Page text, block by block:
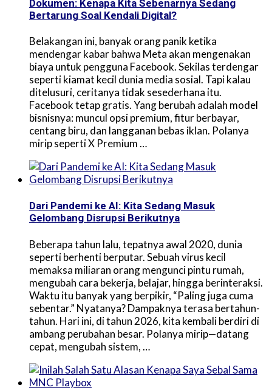
Dokumen: Kenapa Kita Sebenarnya Sedang
Bertarung Soal Kendali Digital?
Belakangan ini, banyak orang panik ketika
mendengar kabar bahwa Meta akan mengenakan
biaya untuk pengguna Facebook. Sekilas terdengar
seperti kiamat kecil dunia media sosial. Tapi kalau
ditelusuri, ceritanya tidak sesederhana itu.
Facebook tetap gratis. Yang berubah adalah model
bisnisnya: muncul opsi premium, fitur berbayar,
centang biru, dan langganan bebas iklan. Polanya
mirip seperti X Premium …
Dari Pandemi ke AI: Kita Sedang Masuk
Gelombang Disrupsi Berikutnya
Beberapa tahun lalu, tepatnya awal 2020, dunia
seperti berhenti berputar. Sebuah virus kecil
memaksa miliaran orang mengunci pintu rumah,
mengubah cara bekerja, belajar, hingga berinteraksi.
Waktu itu banyak yang berpikir, “Paling juga cuma
sebentar.” Nyatanya? Dampaknya terasa bertahun-
tahun. Hari ini, di tahun 2026, kita kembali berdiri di
ambang perubahan besar. Polanya mirip—datang
cepat, mengubah sistem, …